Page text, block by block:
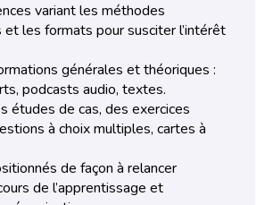
variant les méthodes
les formats pour susciter l’intérêt
générales et théoriques :
podcasts audio, textes.
études de cas, des exercices
à choix multiples, cartes à
de façon à relancer
de l’apprentissage et